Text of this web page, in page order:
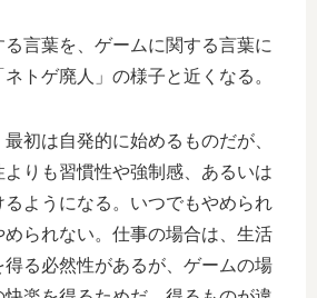
言葉を、ゲームに関する言葉に
トゲ廃人」の様子と近くなる。
初は自発的に始めるものだが、
りも習慣性や強制感、あるいは
ようになる。いつでもやめられ
められない。仕事の場合は、生活
る必然性があるが、ゲームの場